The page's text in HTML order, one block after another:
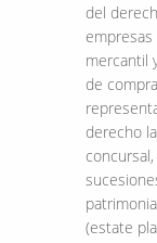
del
mercantil
de
derecho
(estate